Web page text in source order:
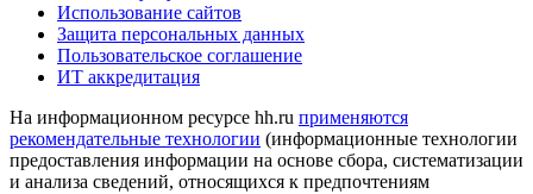
Использование сайтов
Защита персональных данных
Пользовательское соглашение
ИТ аккредитация
На информационном ресурсе hh.ru применяются
рекомендательные технологии (информационные технологии
предоставления информации на основе сбора, систематизации
и анализа сведений, относящихся к предпочтениям